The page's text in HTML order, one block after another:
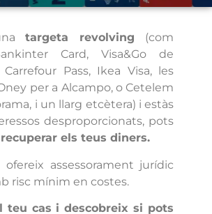
targeta revolving (com
Card, Visa&Go de
Carrefour Pass, Ikea Visa, les
per a Alcampo, o Cetelem
i un llarg etcètera) i estàs
desproporcionats, pots
els teus diners.
ofereix assessorament jurídic
risc mínim en costes.
teu cas i descobreix si pots